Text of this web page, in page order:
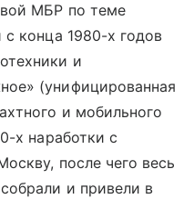
МБР по теме
с конца 1980-х годов
и
(унифицированная
и мобильного
х наработки с
после чего весь
и привели в